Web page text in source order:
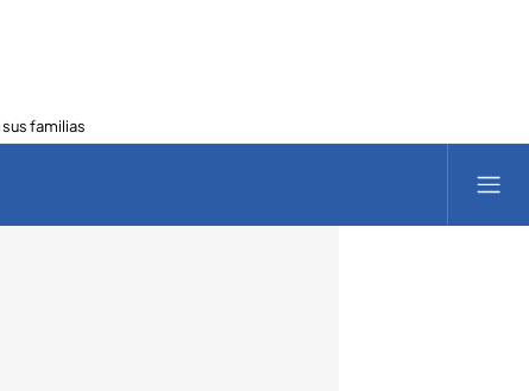
familias